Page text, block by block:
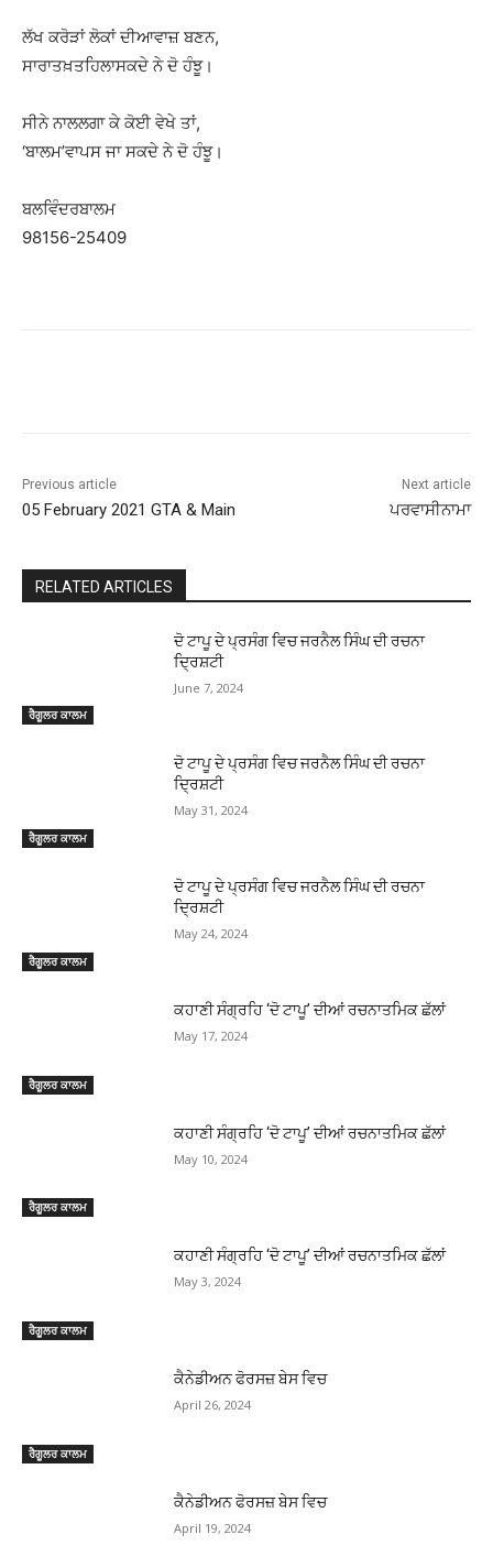
ਲੱਖ ਕਰੋੜਾਂ ਲੋਕਾਂ ਦੀਆਵਾਜ਼ ਬਣਨ,
ਸਾਰਾਤਖ਼ਤਹਿਲਾਸਕਦੇ ਨੇ ਦੋ ਹੰਝੂ।
ਸੀਨੇ ਨਾਲਲਗਾ ਕੇ ਕੋਈ ਵੇਖੇ ਤਾਂ,
‘ਬਾਲਮ’ਵਾਪਸ ਜਾ ਸਕਦੇ ਨੇ ਦੋ ਹੰਝੂ।
ਬਲਵਿੰਦਰਬਾਲਮ
98156-25409
Previous article
05 February 2021 GTA & Main
Next article
ਪਰਵਾਸੀਨਾਮਾ
RELATED ARTICLES
ਰੈਗੂਲਰ ਕਾਲਮ
ਦੋ ਟਾਪੂ ਦੇ ਪ੍ਰਸੰਗ ਵਿਚ ਜਰਨੈਲ ਸਿੰਘ ਦੀ ਰਚਨਾ
ਦ੍ਰਿਸ਼ਟੀ
June 7, 2024
ਰੈਗੂਲਰ ਕਾਲਮ
ਦੋ ਟਾਪੂ ਦੇ ਪ੍ਰਸੰਗ ਵਿਚ ਜਰਨੈਲ ਸਿੰਘ ਦੀ ਰਚਨਾ
ਦ੍ਰਿਸ਼ਟੀ
May 31, 2024
ਰੈਗੂਲਰ ਕਾਲਮ
ਦੋ ਟਾਪੂ ਦੇ ਪ੍ਰਸੰਗ ਵਿਚ ਜਰਨੈਲ ਸਿੰਘ ਦੀ ਰਚਨਾ
ਦ੍ਰਿਸ਼ਟੀ
May 24, 2024
ਰੈਗੂਲਰ ਕਾਲਮ
ਕਹਾਣੀ ਸੰਗ੍ਰਹਿ ‘ਦੋ ਟਾਪੂ’ ਦੀਆਂ ਰਚਨਾਤਮਿਕ ਛੱਲਾਂ
May 17, 2024
ਰੈਗੂਲਰ ਕਾਲਮ
ਕਹਾਣੀ ਸੰਗ੍ਰਹਿ ‘ਦੋ ਟਾਪੂ’ ਦੀਆਂ ਰਚਨਾਤਮਿਕ ਛੱਲਾਂ
May 10, 2024
ਰੈਗੂਲਰ ਕਾਲਮ
ਕਹਾਣੀ ਸੰਗ੍ਰਹਿ ‘ਦੋ ਟਾਪੂ’ ਦੀਆਂ ਰਚਨਾਤਮਿਕ ਛੱਲਾਂ
May 3, 2024
ਰੈਗੂਲਰ ਕਾਲਮ
ਕੈਨੇਡੀਅਨ ਫੋਰਸਜ਼ ਬੇਸ ਵਿਚ
April 26, 2024
ਕੈਨੇਡੀਅਨ ਫੋਰਸਜ਼ ਬੇਸ ਵਿਚ
April 19, 2024